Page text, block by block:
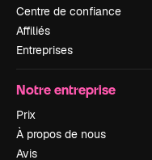
Centre de confiance
Affiliés
Entreprises
Notre entreprise
Prix
À propos de nous
Avis